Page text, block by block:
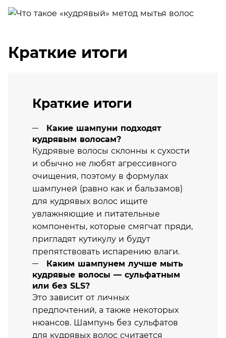
Краткие итоги
Краткие итоги
Какие шампуни подходят
кудрявым волосам?
Кудрявые волосы склонны к сухости
и обычно не любят агрессивного
очищения, поэтому в формулах
шампуней (равно как и бальзамов)
для кудрявых волос ищите
увлажняющие и питательные
компоненты, которые смягчат пряди,
пригладят кутикулу и будут
препятствовать испарению влаги.
Каким шампунем лучше мыть
кудрявые волосы — сульфатным
или без SLS?
Это зависит от личных
предпочтений, а также некоторых
нюансов. Шампунь без сульфатов
для кудрявых волос считается